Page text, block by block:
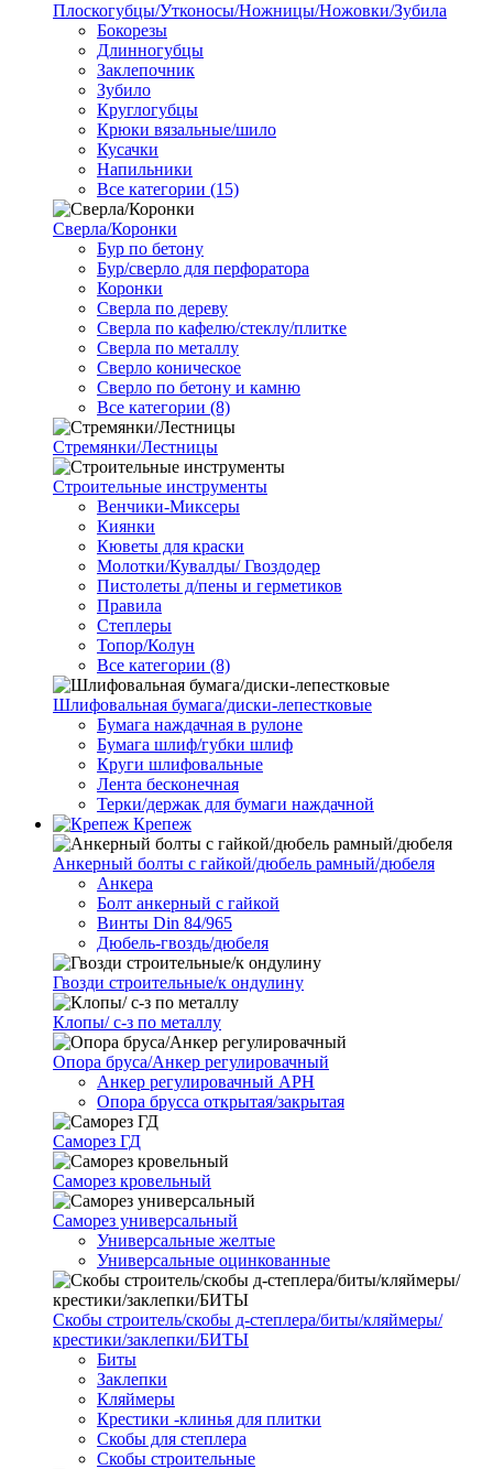
Плоскогубцы/Утконосы/Ножницы/Ножовки/Зубила
Бокорезы
Длинногубцы
Заклепочник
Зубило
Круглогубцы
Крюки вязальные/шило
Кусачки
Напильники
Все категории (15)
Сверла/Коронки
Бур по бетону
Бур/сверло для перфоратора
Коронки
Сверла по дереву
Сверла по кафелю/стеклу/плитке
Сверла по металлу
Сверло коническое
Сверло по бетону и камню
Все категории (8)
Стремянки/Лестницы
Строительные инструменты
Венчики-Миксеры
Киянки
Кюветы для краски
Молотки/Кувалды/ Гвоздодер
Пистолеты д/пены и герметиков
Правила
Степлеры
Топор/Колун
Все категории (8)
Шлифовальная бумага/диски-лепестковые
Бумага наждачная в рулоне
Бумага шлиф/губки шлиф
Круги шлифовальные
Лента бесконечная
Терки/держак для бумаги наждачной
Крепеж
Анкерный болты с гайкой/дюбель рамный/дюбеля
Анкера
Болт анкерный с гайкой
Винты Din 84/965
Дюбель-гвоздь/дюбеля
Гвозди строительные/к ондулину
Клопы/ с-з по металлу
Опора бруса/Анкер регулировачный
Анкер регулировачный АРН
Опора брусса открытая/закрытая
Саморез ГД
Саморез кровельный
Саморез универсальный
Универсальные желтые
Универсальные оцинкованные
Скобы строитель/скобы д-степлера/биты/кляймеры/
крестики/заклепки/БИТЫ
Биты
Заклепки
Кляймеры
Крестики -клинья для плитки
Скобы для степлера
Скобы строительные